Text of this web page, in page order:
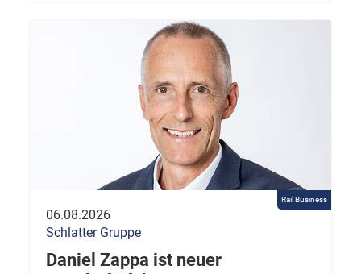
Rail Business
06.08.2026
Schlatter Gruppe
Daniel Zappa ist neuer